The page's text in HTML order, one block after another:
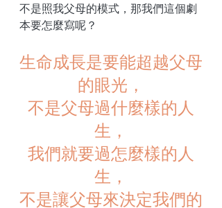
不是照我父母的模式，那我們這個劇
本要怎麼寫呢？
生命成長是要能超越父母
的眼光，
不是父母過什麼樣的人
生，
我們就要過怎麼樣的人
生，
不是讓父母來決定我們的